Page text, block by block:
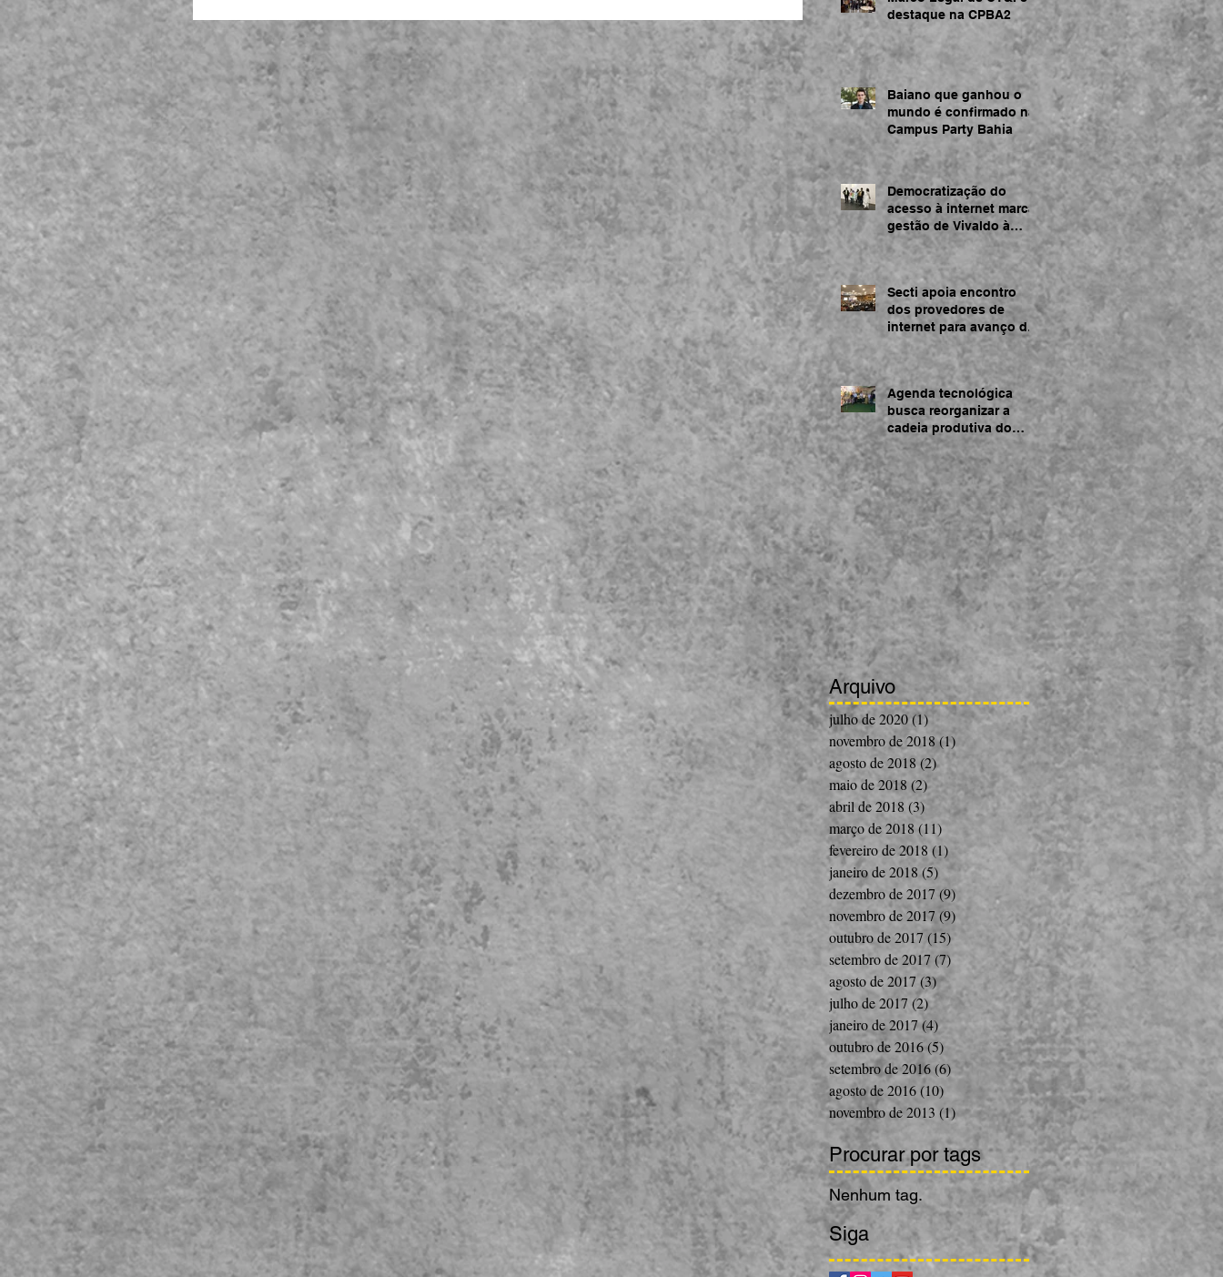
destaque na CPBA2
Baiano que ganhou o
mundo é confirmado na
Campus Party Bahia
Democratização do
acesso à internet marca
gestão de Vivaldo à
frente da SECTI
Secti apoia encontro
dos provedores de
internet para avanço da
rede na Bahia
Agenda tecnológica
busca reorganizar a
cadeia produtiva do
cacau na Bahia
Arquivo
julho de 2020 (1)1 post
novembro de 2018(1) 1 post
agosto de 2018 (2)2 posts
maio de 2018 (2)2 posts
abril de 2018 (3) 3 posts
março de 2018 (11) 11 posts
fevereiro de 2018 (1)1 post
janeiro de 2018 (5) 5 posts
dezembro de 2017(9)9 posts
novembro de 2017 (9)9 posts
outubro de 2017(15)
setembro de 2017 (7)
agosto de 2017(3)3 posts
julho de 2017 (2)2 posts
janeiro de 2017(4)4 posts
outubro de 2016(5) 5 posts
setembro de 2016(6)6 posts
agosto de 2016(10)
novembro de 2013 (1)1 post
Procurar por tags
Nenhum tag.
Siga